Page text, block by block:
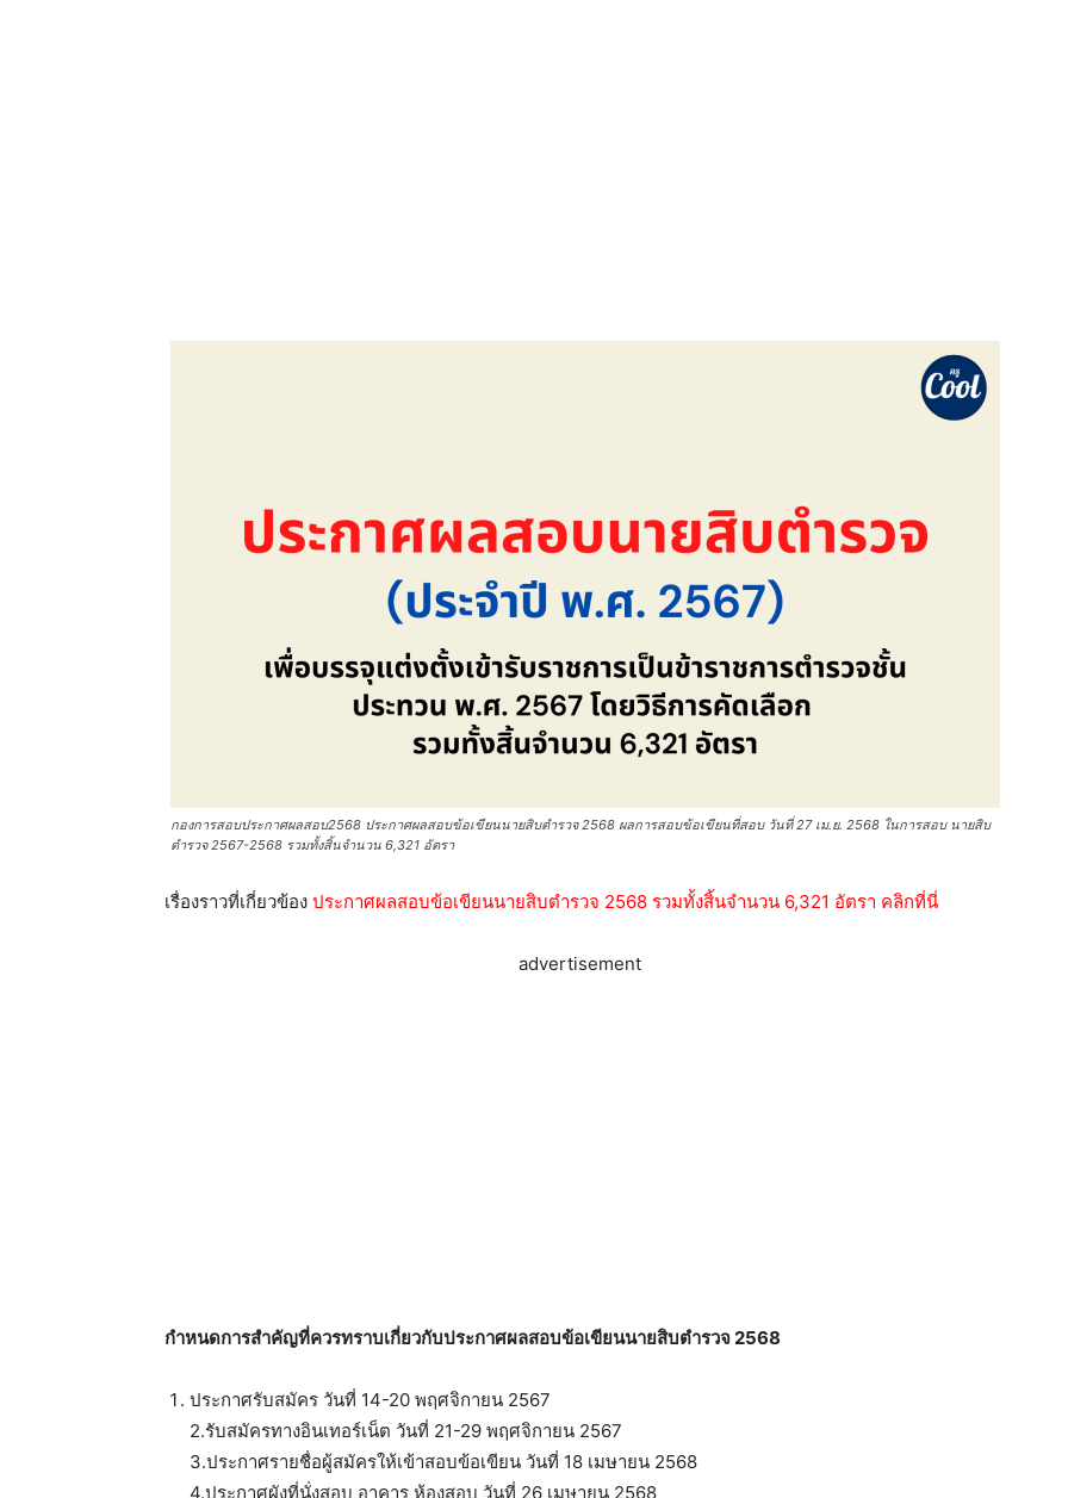
กองการสอบประกาศผลสอบ2568 ประกาศผลสอบข้อเขียนนายสิบตำรวจ 2568 ผลการสอบข้อเขียนที่สอบ วันที่ 27 เม.ย. 2568 ในการสอบ นายสิบ
ตำรวจ 2567-2568 รวมทั้งสิ้นจำนวน 6,321 อัตรา
เรื่องราวที่เกี่ยวข้อง ประกาศผลสอบข้อเขียนนายสิบตำรวจ 2568 รวมทั้งสิ้นจำนวน 6,321 อัตรา คลิกที่นี่
advertisement
กำหนดการสำคัญที่ควรทราบเกี่ยวกับประกาศผลสอบข้อเขียนนายสิบตำรวจ 2568
ประกาศรับสมัคร วันที่ 14-20 พฤศจิกายน 2567
2.รับสมัครทางอินเทอร์เน็ต วันที่ 21-29 พฤศจิกายน 2567
3.ประกาศรายชื่อผู้สมัครให้เข้าสอบข้อเขียน วันที่ 18 เมษายน 2568
4.ประกาศผังที่นั่งสอบ อาคาร ห้องสอบ วันที่ 26 เมษายน 2568